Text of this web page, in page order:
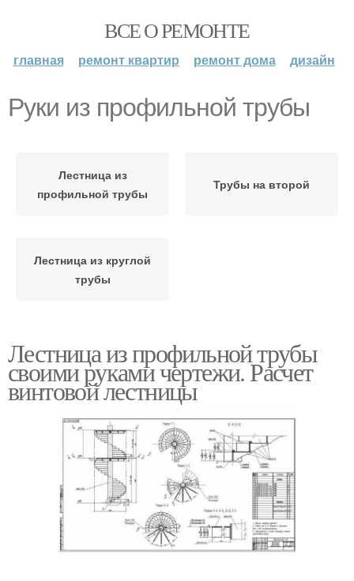
ВСЕ О РЕМОНТЕ
главная ремонт квартир ремонт дома дизайн
Руки из профильной трубы
Лестница из
профильной трубы
Трубы на второй
Лестница из круглой
трубы
Лестница из профильной трубы
своими руками чертежи. Расчет
винтовой лестницы